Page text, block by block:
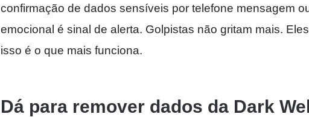
confirmação de dados sensíveis por telefone mensagem
emocional é sinal de alerta. Golpistas não gritam mais.
isso é o que mais funciona.
Dá para remover dados da Dark